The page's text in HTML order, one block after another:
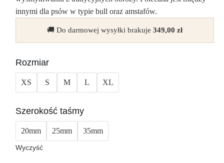
innymi dla psów w typie bull oraz amstafów.
🚚 Do darmowej wysyłki brakuje349,00zł
Rozmiar
XS S M L XL
Szerokość taśmy
20mm 25mm 35mm
Wyczyść